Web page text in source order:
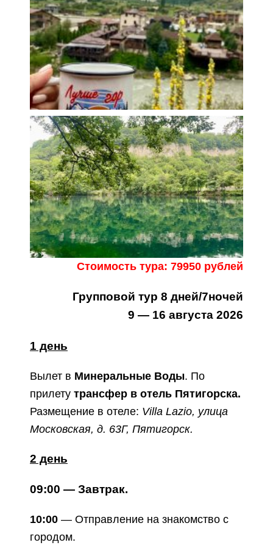
Стоимость тура: 79950 рублей
Групповой тур 8 дней/7ночей
9 — 16 августа 2026
1 день
Вылет в Минеральные Воды. По
прилету трансфер в отель Пятигорска.
Размещение в отеле: Villa Lazio, улица
Московская, д. 63Г, Пятигорск.
2 день
09:00 — Завтрак.
10:00 — Отправление на знакомство с
городом.